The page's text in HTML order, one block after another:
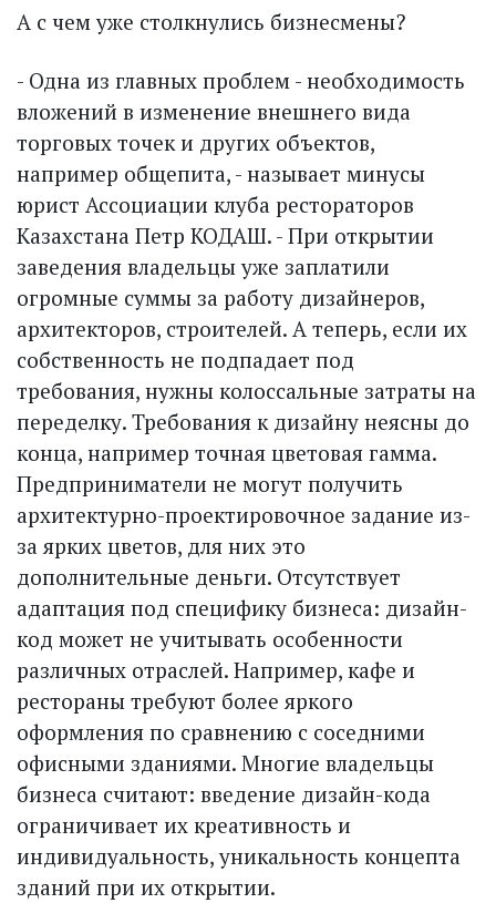
А с чем уже столкнулись бизнесмены?
- Одна из главных проблем - необходимость
вложений в изменение внешнего вида
торговых точек и других объектов,
например общепита, - называет минусы
юрист Ассоциации клуба рестораторов
Казахстана Петр КОДАШ. - При открытии
заведения владельцы уже заплатили
огромные суммы за работу дизайнеров,
архитекторов, строителей. А теперь, если их
собственность не подпадает под
требования, нужны колоссальные затраты на
переделку. Требования к дизайну неясны до
конца, например точная цветовая гамма.
Предприниматели не могут получить
архитектурно-проектировочное задание из-
за ярких цветов, для них это
дополнительные деньги. Отсутствует
адаптация под специфику бизнеса: дизайн-
код может не учитывать особенности
различных отраслей. Например, кафе и
рестораны требуют более яркого
оформления по сравнению с соседними
офисными зданиями. Многие владельцы
бизнеса считают: введение дизайн-кода
ограничивает их креативность и
индивидуальность, уникальность концепта
зданий при их открытии.